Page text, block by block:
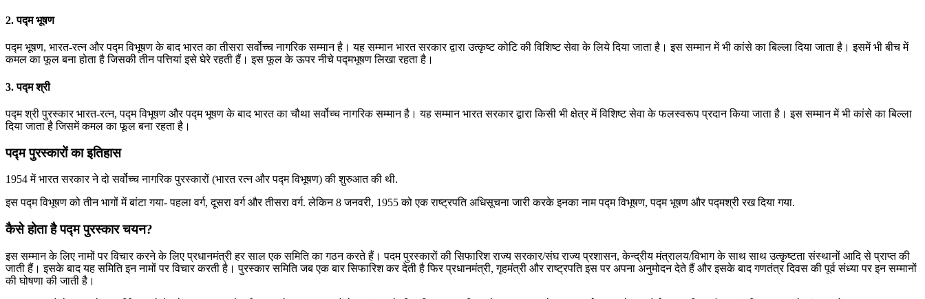
2. पद्म भूषण
पद्म भूषण, भारत-रत्न और पद्म विभूषण के बाद भारत का तीसरा सर्वोच्च नागरिक सम्मान है। यह सम्मान भारत सरकार द्वारा उत्कृष्ट कोटि की विशिष्ट सेवा के लिये दिया जाता है। इस सम्मान में भी कांसे का बिल्ला दिया जाता है। इसमें भी बीच में
कमल का फूल बना होता है जिसकी तीन पत्तियां इसे घेरे रहती हैं। इस फूल के ऊपर नीचे पद्मभूषण लिखा रहता है।
3. पद्म श्री
पद्म श्री पुरस्कार भारत-रत्न, पद्म विभूषण और पद्म भूषण के बाद भारत का चौथा सर्वोच्च नागरिक सम्मान है। यह सम्मान भारत सरकार द्वारा किसी भी क्षेत्र में विशिष्ट सेवा के फलस्वरूप प्रदान किया जाता है। इस सम्मान में भी कांसे का बिल्ला
दिया जाता है जिसमें कमल का फूल बना रहता है।
पद्म पुरस्कारों का इतिहास
1954 में भारत सरकार ने दो सर्वोच्च नागरिक पुरस्कारों (भारत रत्न और पद्म विभूषण) की शुरुआत की थी.
इस पद्म विभूषण को तीन भागों में बांटा गया- पहला वर्ग, दूसरा वर्ग और तीसरा वर्ग. लेकिन 8 जनवरी, 1955 को एक राष्ट्रपति अधिसूचना जारी करके इनका नाम पद्म विभूषण, पद्म भूषण और पद्मश्री रख दिया गया.
कैसे होता है पद्म पुरस्कार चयन?
इस सम्मान के लिए नामों पर विचार करने के लिए प्रधानमंत्री हर साल एक समिति का गठन करते हैं। पदम पुरस्‍कारों की सिफारिश राज्‍य सरकार/संघ राज्‍य प्रशासन, केन्‍द्रीय मंत्रालय/विभाग के साथ साथ उत्‍कृष्‍टता संस्‍थानों आदि से प्राप्‍त की
जाती हैं। इसके बाद यह समिति इन नामों पर विचार करती है। पुरस्कार समिति जब एक बार सिफारिश कर देती है फिर प्रधानमंत्री, गृहमंत्री और राष्ट्रपति इस पर अपना अनुमोदन देते हैं और इसके बाद गणतंत्र दिवस की पूर्व संध्या पर इन सम्मानों
की घोषणा की जाती है।